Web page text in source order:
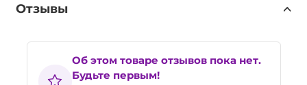
Отзывы
Об этом товаре отзывов пока нет.
Будьте первым!